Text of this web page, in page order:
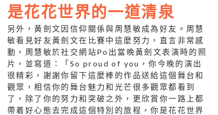
是花花世界的一道清泉
另外，黃劍文因信仰關係與周慧敏成為好友。周慧
敏看見好友黃劍 文在比賽中這麼努力，直言非常感
動，周慧敏於社交網站Po出 當晚黃劍文表演時的照
片，並寫道：「So proud of you ，你今晚的演出
很精彩，謝謝你留下這麼棒的作品送給這個舞台和
觀眾，相信你的舞台魅力和光芒很多觀眾都看到
了，除了你的努力和突破之外，更欣賞你一路上都
帶着好心態去完成這個特別的旅程，你是花花世界